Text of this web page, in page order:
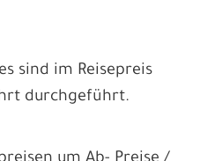
sind im Reisepreis
durchgeführt.